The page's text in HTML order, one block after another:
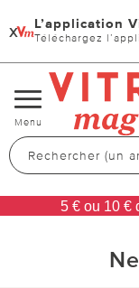
x L’application
Téléchargez
Changer
de
navigation
Menu
5 € ou 10 €